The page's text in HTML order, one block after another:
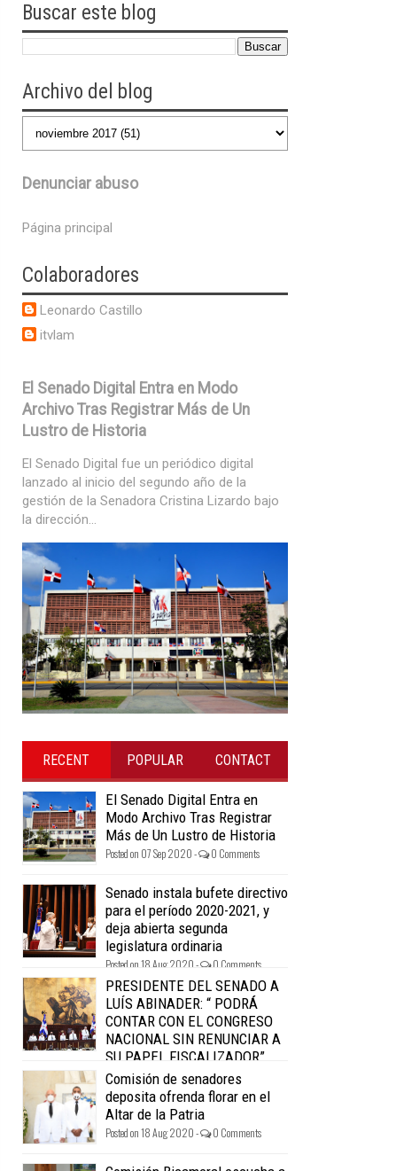
Buscar este blog
Archivo del blog
Denunciar abuso
Página principal
Colaboradores
Leonardo Castillo
itvlam
El Senado Digital Entra en Modo
Archivo Tras Registrar Más de Un
Lustro de Historia
El Senado Digital fue un periódico digital
lanzado al inicio del segundo año de la
gestión de la Senadora Cristina Lizardo bajo
la dirección...
RECENT POPULAR CONTACT
El Senado Digital Entra en
Modo Archivo Tras Registrar
Más de Un Lustro de Historia
Posted on 07 Sep 2020 - 0 Comments
Senado instala bufete directivo
para el período 2020-2021, y
deja abierta segunda
legislatura ordinaria
Posted on 18 Aug 2020 - 0 Comments
PRESIDENTE DEL SENADO A
LUÍS ABINADER: “ PODRÁ
CONTAR CON EL CONGRESO
NACIONAL SIN RENUNCIAR A
SU PAPEL FISCALIZADOR”.
Posted on 18 Aug 2020 - 0 Comments
Comisión de senadores
deposita ofrenda florar en el
Altar de la Patria
Posted on 18 Aug 2020 - 0 Comments